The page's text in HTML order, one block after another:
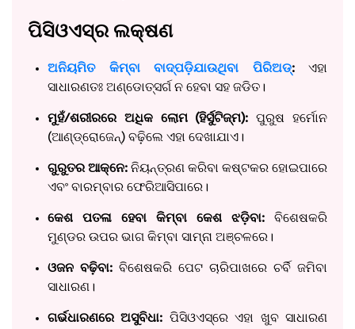
ପିସିଓଏସ୍‌ର ଲକ୍ଷଣ
ଅନିୟମିତ କିମ୍ବା ବାଦ୍‌ପଡ଼ିଯାଉଥିବା ପିରିଅଡ୍:ଏହା
ସାଧାରଣତଃ ଅଣ୍ଡୋତ୍ସର୍ଗ ନ ହେବା ସହ ଜଡିତ।
ମୁହଁ/ଶରୀରରେ ଅଧିକ ଲୋମ (ହିର୍ସୁଟିଜ୍ମ): ପୁରୁଷ ହର୍ମୋନ
(ଆଣ୍ଡ୍ରୋଜେନ୍) ବଢ଼ିଲେ ଏହା ଦେଖାଯାଏ।
ଗୁରୁତର ଆକ୍ନେ: ନିୟନ୍ତ୍ରଣ କରିବା କଷ୍ଟକର ହୋଇପାରେ
ଏବଂ ବାରମ୍ବାର ଫେରିଆସିପାରେ।
କେଶ ପତଳା ହେବା କିମ୍ବା କେଶ ଝଡ଼ିବା: ବିଶେଷକରି
ମୁଣ୍ଡର ଉପର ଭାଗ କିମ୍ବା ସାମ୍ନା ଅଞ୍ଚଳରେ।
ଓଜନ ବଢ଼ିବା: ବିଶେଷକରି ପେଟ ଚାରିପାଖରେ ଚର୍ବି ଜମିବା
ସାଧାରଣ।
ଗର୍ଭଧାରଣରେ ଅସୁବିଧା: ପିସିଓଏସ୍‌ରେ ଏହା ଖୁବ ସାଧାରଣ